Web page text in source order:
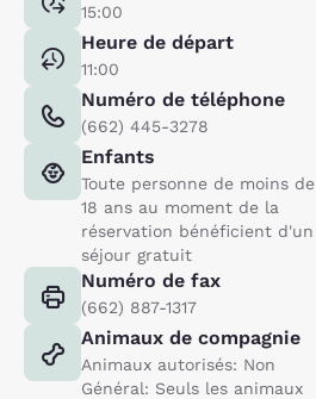
15:00
Heure de départ
11:00
Numéro de téléphone
(662) 445-3278
Enfants
Toute personne de moins de
18 ans au moment de la
réservation bénéficient d'un
séjour gratuit
Numéro de fax
(662) 887-1317
Animaux de compagnie
Animaux autorisés: Non
Général: Seuls les animaux